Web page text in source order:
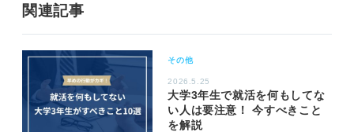
関連記事
その他
2026.5.25
大学3年生で就活を何もしてな
い人は要注意！ 今すべきこと
を解説